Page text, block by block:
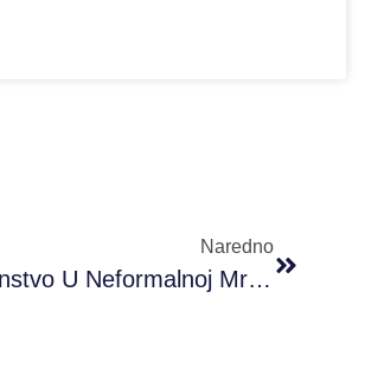
Naredno
Poziv Za Omladinske Organizacije: Članstvo U Neformalnoj Mreži Projekta “Opšta Mobilizacija”